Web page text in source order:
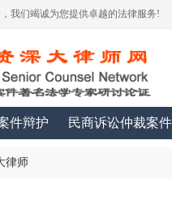
我们竭诚为您提供卓越的法律服务!
件辩护 民商诉讼仲裁案件
律师